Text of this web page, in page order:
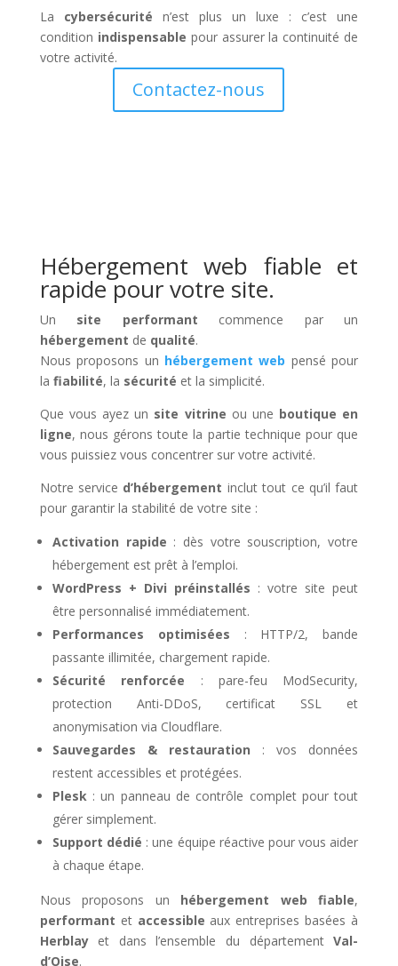
La cybersécurité n’est plus un luxe : c’est une
condition indispensable pour assurer la continuité de
votre activité.
Contactez-nous
Hébergement web fiable et
rapide pour votre site.
Un site performant commence par un
hébergement de qualité.
Nous proposons un hébergement web pensé pour
la fiabilité, la sécurité et la simplicité.
Que vous ayez un site vitrine ou une boutique en
ligne, nous gérons toute la partie technique pour que
vous puissiez vous concentrer sur votre activité.
Notre service d’hébergement inclut tout ce qu’il faut
pour garantir la stabilité de votre site :
Activation rapide : dès votre souscription, votre
hébergement est prêt à l’emploi.
WordPress + Divi préinstallés : votre site peut
être personnalisé immédiatement.
Performances optimisées : HTTP/2, bande
passante illimitée, chargement rapide.
Sécurité renforcée : pare-feu ModSecurity,
protection Anti-DDoS, certificat SSL et
anonymisation via Cloudflare.
Sauvegardes & restauration : vos données
restent accessibles et protégées.
Plesk: un panneau de contrôle complet pour tout
gérer simplement.
Support dédié : une équipe réactive pour vous aider
à chaque étape.
Nous proposons un hébergement web fiable,
performant et accessible aux entreprises basées à
Herblayet dans l’ensemble du départementVal-
d’Oise.